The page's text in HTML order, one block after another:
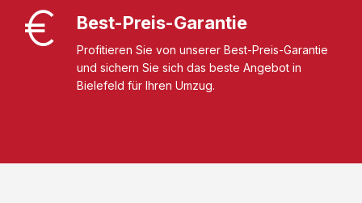
Best-Preis-Garantie
Profitieren Sie von unserer Best-Preis-Garantie
und sichern Sie sich das beste Angebot in
Bielefeld für Ihren Umzug.